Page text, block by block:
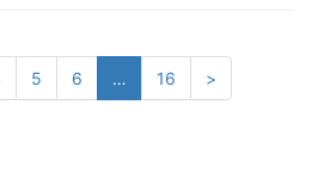
5 6 … 16 >